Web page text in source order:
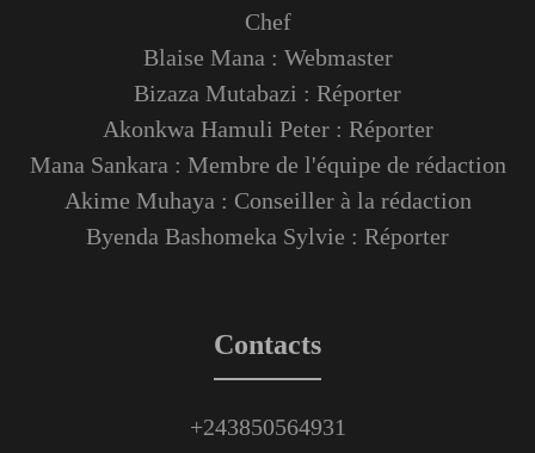
Chef
Blaise Mana : Webmaster
Bizaza Mutabazi : Réporter
Akonkwa Hamuli Peter : Réporter
Mana Sankara : Membre de l'équipe de rédaction
Akime Muhaya : Conseiller à la rédaction
Byenda Bashomeka Sylvie : Réporter
Contacts
+243850564931